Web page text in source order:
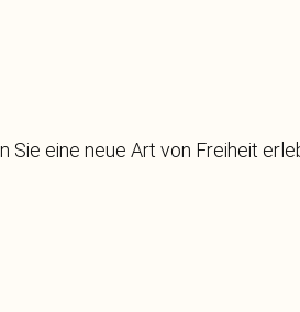
Sie eine neue Art von Freiheit